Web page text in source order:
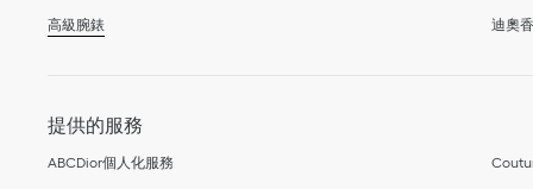
高級腕錶 迪奧
提供的服務
ABCDior個人化服務